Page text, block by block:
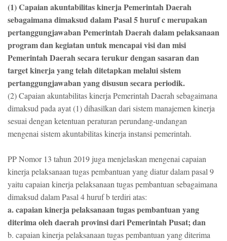
(1) Capaian akuntabilitas kinerja Pemerintah Daerah
sebagaimana dimaksud dalam Pasal 5 huruf c merupakan
pertanggungjawaban Pemerintah Daerah dalam pelaksanaan
program dan kegiatan untuk mencapai visi dan misi
Pemerintah Daerah secara terukur dengan sasaran dan
target kinerja yang telah ditetapkan melalui sistem
pertanggungjawaban yang disusun secara periodik.
(2) Capaian akuntabilitas kinerja Pemerintah Daerah sebagaimana
dimaksud pada ayat (1) dihasilkan dari sistem manajemen kinerja
sesuai dengan ketentuan peraturan perundang-undangan
mengenai sistem akuntabilitas kinerja instansi pemerintah.
PP Nomor 13 tahun 2019 juga menjelaskan mengenai capaian
kinerja pelaksanaan tugas pembantuan yang diatur dalam pasal 9
yaitu capaian kinerja pelaksanaan tugas pembantuan sebagaimana
dimaksud dalam Pasal 4 huruf b terdiri atas:
a. capaian kinerja pelaksanaan tugas pembantuan yang
diterima oleh daerah provinsi dari Pemerintah Pusat; dan
b. capaian kinerja pelaksanaan tugas pembantuan yang diterima